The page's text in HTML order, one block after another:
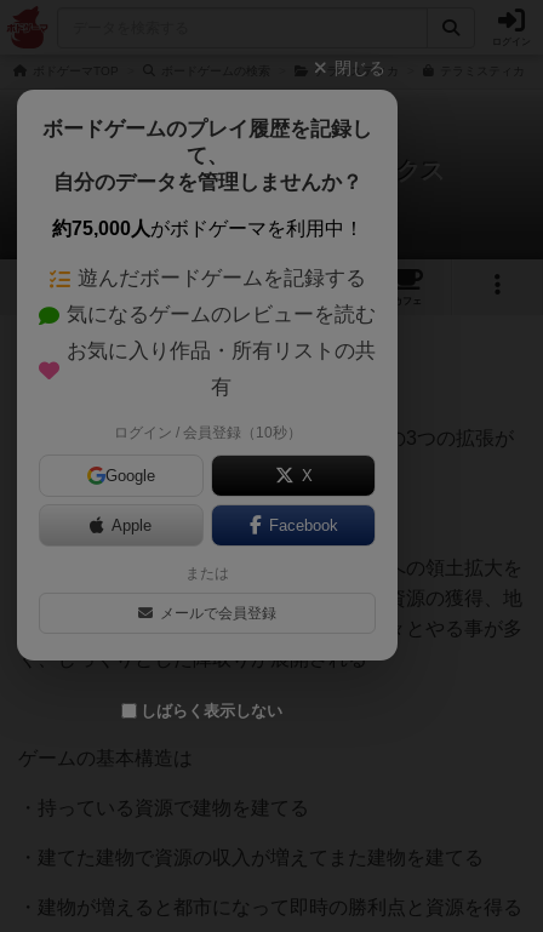
テラミスティカ
テラミスティカ ビッグボックス
マツツさんのレビュー
1 1
カフェ
333名 2名 0 3ヶ月前
「氷と炎」「商人たち」「オートマソロ」の3つの拡張が
同梱されたビッグボックス
テラミスティカは他者に寄り添いつつ周囲への領土拡大を
競い合うエリアマジョリティのゲームで、資源の獲得、地
形変換、建設、改良、教団への貢献など色々とやる事が多
く、じっくりとした陣取りが展開される
ゲームの基本構造は
・持っている資源で建物を建てる
・建てた建物で資源の収入が増えてまた建物を建てる
・建物が増えると都市になって即時の勝利点と資源を得る
閉じる
ボードゲームのプレイ履歴を記録し
て、
自分のデータを管理しませんか？
約75,000人がボドゲーマを利用中！
遊んだボードゲームを記録する
気になるゲームのレビューを読む
お気に入り作品・所有リストの共
有
ログイン / 会員登録（10秒）
Google X
Apple Facebook
または
メールで会員登録
しばらく表示しない